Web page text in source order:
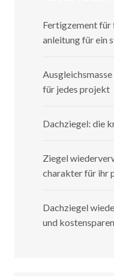
Fertigzement für
anleitung für ein
für jedes projekt
Dachziegel: die
Ziegel
charakter für ihr
Dachziegel
und